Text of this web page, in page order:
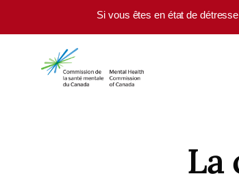
Skip to main contentSi vous êtes en état de
La